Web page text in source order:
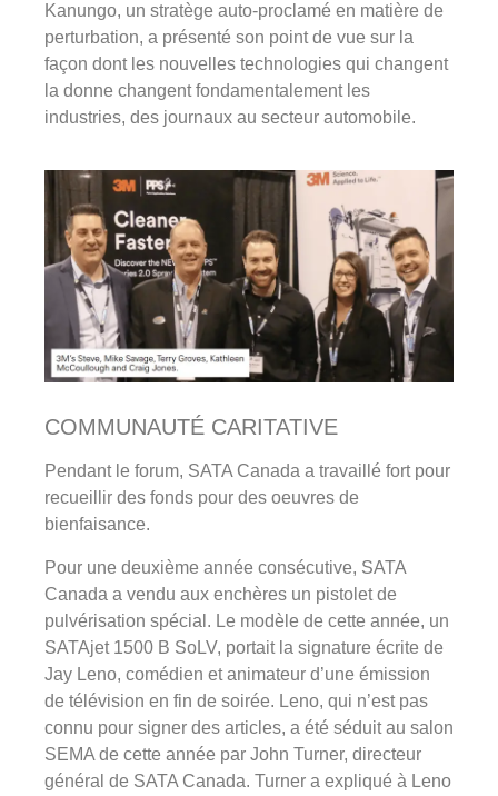
Kanungo, un stratège auto-proclamé en matière de
perturbation, a présenté son point de vue sur la
façon dont les nouvelles technologies qui changent
la donne changent fondamentalement les
industries, des journaux au secteur automobile.
COMMUNAUTÉ CARITATIVE
Pendant le forum, SATA Canada a travaillé fort pour
recueillir des fonds pour des oeuvres de
bienfaisance.
Pour une deuxième année consécutive, SATA
Canada a vendu aux enchères un pistolet de
pulvérisation spécial. Le modèle de cette année, un
SATAjet 1500 B SoLV, portait la signature écrite de
Jay Leno, comédien et animateur d’une émission
de télévision en fin de soirée. Leno, qui n’est pas
connu pour signer des articles, a été séduit au salon
SEMA de cette année par John Turner, directeur
général de SATA Canada. Turner a expliqué à Leno